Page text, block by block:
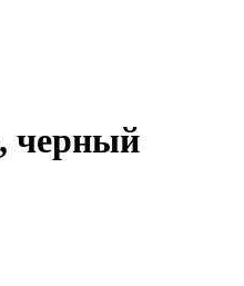
черный